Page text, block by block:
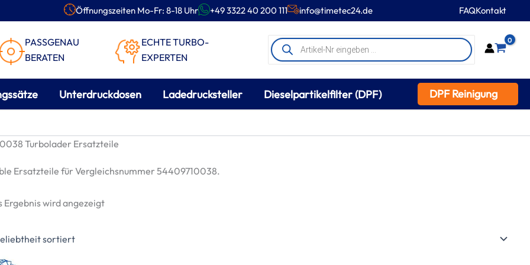
Öffnungszeiten Mo-Fr: 8-18 Uhr +49 3322 40 200 111 info@timetec24.de FAQKontakt
PASSGENAU
BERATEN
ECHTE TURBO-
EXPERTEN
Products
search
0
Unterdruckdosen Ladedrucksteller Dieselpartikelfilter (DPF) DPF Reinigung
Turbolader Ersatzteile
Ersatzteile für Vergleichsnummer 54409710038.
Ergebnis wird angezeigt